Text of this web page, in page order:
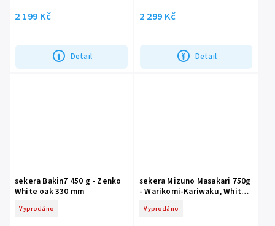
2 199 Kč
Detail
2 299 Kč
Detail
sekera Bakin7 450 g - Zenko
White oak 330 mm
Vyprodáno
sekera Mizuno Masakari 750g
- Warikomi-Kariwaku, White
Vyprodáno